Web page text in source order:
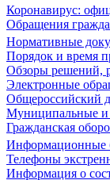
Коронавирус:
Обращения
Нормативные
Порядок и время
Обзоры решений,
Электронные
Общероссийский
Муниципальные и
Гражданская
Информационные
Телефоны
Информация о